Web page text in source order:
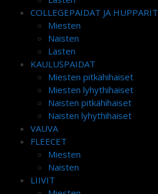
COLLEGEPAIDAT JA HUPPARIT
Miesten
Naisten
Lasten
KAULUSPAIDAT
Miesten pitkähihaiset
Miesten lyhythihaiset
Naisten pitkähihaiset
Naisten lyhythihaiset
VAUVA
FLEECET
Miesten
Naisten
LIIVIT